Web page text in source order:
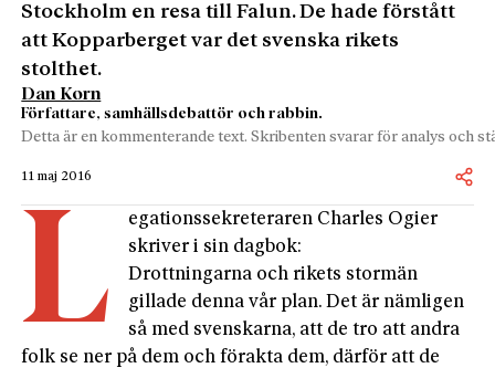
Stockholm en resa till Falun. De hade förstått
att Kopparberget var det svenska rikets
stolthet.
Dan Korn
Författare, samhällsdebattör och rabbin.
Detta är en kommenterande text. Skribenten svarar för analys och
11 maj 2016
L
egationssekreteraren Charles Ogier
skriver i sin dagbok:
Drottningarna och rikets stormän
gillade denna vår plan. Det är nämligen
så med svenskarna, att de tro att andra
folk se ner på dem och förakta dem, därför att de